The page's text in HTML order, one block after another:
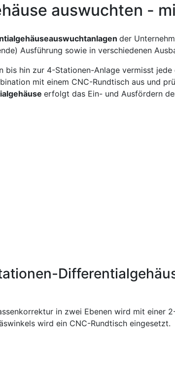
auswuchten -
der
Ausführung sowie in verschiedenen
bis hin zur 4-Stationen-Anlage vermisst
mit einem CNC-Rundtisch aus und
erfolgt das Ein- und Ausfördern
in zwei Ebenen wird mit einer
wird ein CNC-Rundtisch eingesetzt.